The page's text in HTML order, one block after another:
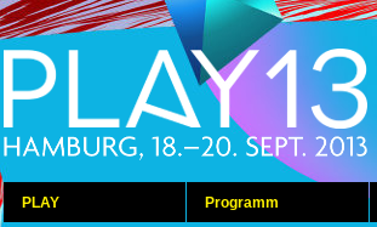
PLAY Programm